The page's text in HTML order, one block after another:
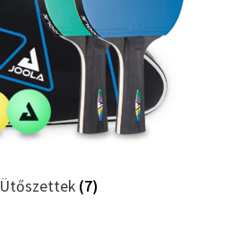
Ütőszettek (7)